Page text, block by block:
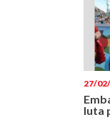
27/
luta